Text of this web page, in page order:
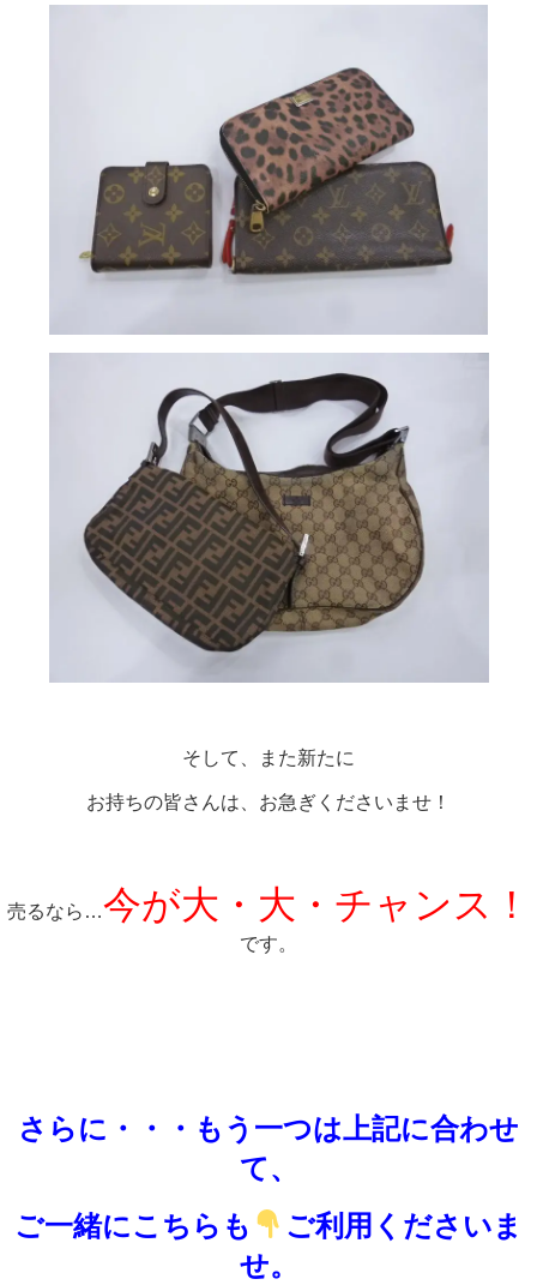
そして、また新たに
お持ちの皆さんは、お急ぎくださいませ！
売るなら…今が大・大・チャンス！
です。
さらに・・・もう一つは上記に合わせ
て、
ご一緒にこちらも
ご利用くださいま
せ。